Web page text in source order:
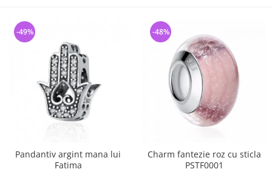
Pandantiv argint mana lui
Fatima
-49%
Charm fantezie roz cu sticla
PSTF0001
-48%